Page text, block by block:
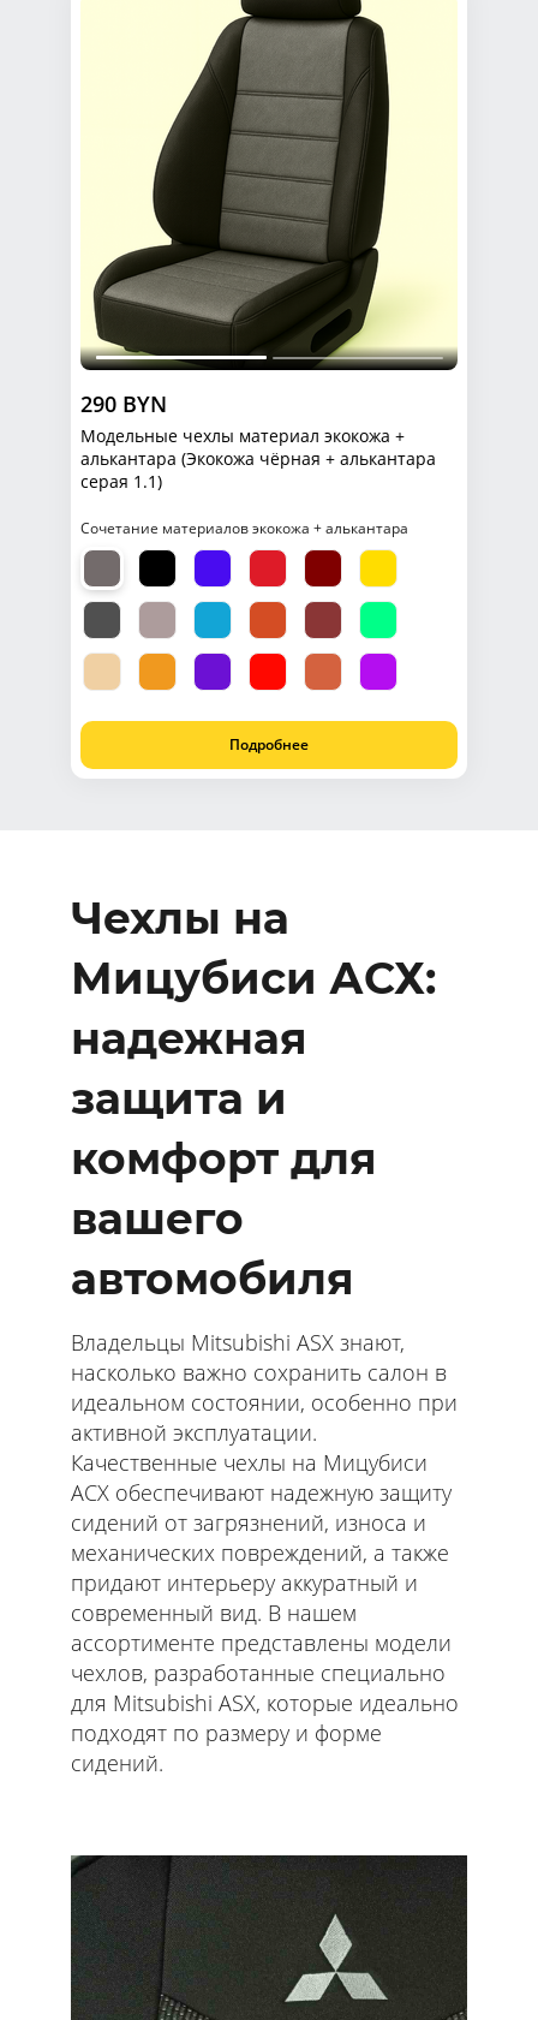
290 BYN
Модельные чехлы материал экокожа +
алькантара (Экокожа чёрная + алькантара
серая 1.1)
Сочетание материалов экокожа + алькантара
Подробнее
Чехлы на
Мицубиси АСХ:
надежная
защита и
комфорт для
вашего
автомобиля
Владельцы Mitsubishi ASX знают,
насколько важно сохранить салон в
идеальном состоянии, особенно при
активной эксплуатации.
Качественные чехлы на Мицубиси
АСХ обеспечивают надежную защиту
сидений от загрязнений, износа и
механических повреждений, а также
придают интерьеру аккуратный и
современный вид. В нашем
ассортименте представлены модели
чехлов, разработанные специально
для Mitsubishi ASX, которые идеально
подходят по размеру и форме
сидений.